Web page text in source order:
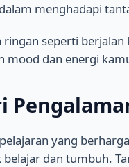
menghadapi
seperti berjalan
mood dan energi
yang
dan tumbuh.